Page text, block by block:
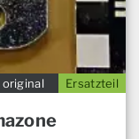
Ersatzteil
original